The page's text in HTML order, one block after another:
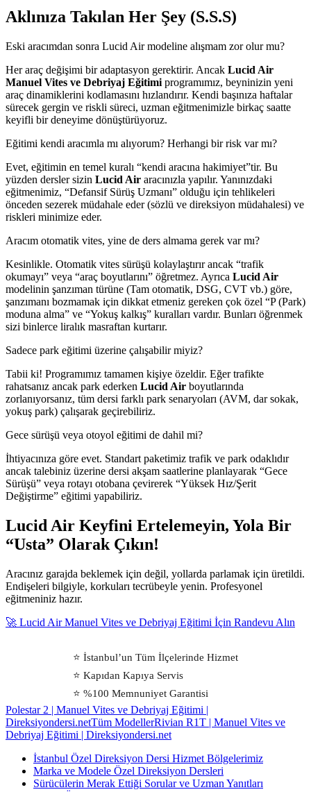
Aklınıza Takılan Her Şey (S.S.S)
Eski aracımdan sonra Lucid Air modeline alışmam zor olur mu?
Her araç değişimi bir adaptasyon gerektirir. Ancak Lucid Air
Manuel Vites ve Debriyaj Eğitimi programımız, beyninizin yeni
araç dinamiklerini kodlamasını hızlandırır. Kendi başınıza haftalar
sürecek gergin ve riskli süreci, uzman eğitmenimizle birkaç saatte
keyifli bir deneyime dönüştürüyoruz.
Eğitimi kendi aracımla mı alıyorum? Herhangi bir risk var mı?
Evet, eğitimin en temel kuralı “kendi aracına hakimiyet”tir. Bu
yüzden dersler sizin Lucid Air aracınızla yapılır. Yanınızdaki
eğitmenimiz, “Defansif Sürüş Uzmanı” olduğu için tehlikeleri
önceden sezerek müdahale eder (sözlü ve direksiyon müdahalesi) ve
riskleri minimize eder.
Aracım otomatik vites, yine de ders almama gerek var mı?
Kesinlikle. Otomatik vites sürüşü kolaylaştırır ancak “trafik
okumayı” veya “araç boyutlarını” öğretmez. Ayrıca Lucid Air
modelinin şanzıman türüne (Tam otomatik, DSG, CVT vb.) göre,
şanzımanı bozmamak için dikkat etmeniz gereken çok özel “P (Park)
moduna alma” ve “Yokuş kalkış” kuralları vardır. Bunları öğrenmek
sizi binlerce liralık masraftan kurtarır.
Sadece park eğitimi üzerine çalışabilir miyiz?
Tabii ki! Programımız tamamen kişiye özeldir. Eğer trafikte
rahatsanız ancak park ederken Lucid Air boyutlarında
zorlanıyorsanız, tüm dersi farklı park senaryoları (AVM, dar sokak,
yokuş park) çalışarak geçirebiliriz.
Gece sürüşü veya otoyol eğitimi de dahil mi?
İhtiyacınıza göre evet. Standart paketimiz trafik ve park odaklıdır
ancak talebiniz üzerine dersi akşam saatlerine planlayarak “Gece
Sürüşü” veya rotayı otobana çevirerek “Yüksek Hız/Şerit
Değiştirme” eğitimi yapabiliriz.
Lucid Air Keyfini Ertelemeyin, Yola Bir
“Usta” Olarak Çıkın!
Aracınız garajda beklemek için değil, yollarda parlamak için üretildi.
Endişeleri bilgiyle, korkuları tecrübeyle yenin. Profesyonel
eğitmeniniz hazır.
🚀 Lucid Air Manuel Vites ve Debriyaj Eğitimi İçin Randevu Alın
⭐ İstanbul’un Tüm İlçelerinde Hizmet
⭐ Kapıdan Kapıya Servis
⭐ %100 Memnuniyet Garantisi
Polestar 2 | Manuel Vites ve Debriyaj Eğitimi |
Direksiyondersi.netTüm ModellerRivian R1T | Manuel Vites ve
Debriyaj Eğitimi | Direksiyondersi.net
İstanbul Özel Direksiyon Dersi Hizmet Bölgelerimiz
Marka ve Modele Özel Direksiyon Dersleri
Sürücülerin Merak Ettiği Sorular ve Uzman Yanıtları